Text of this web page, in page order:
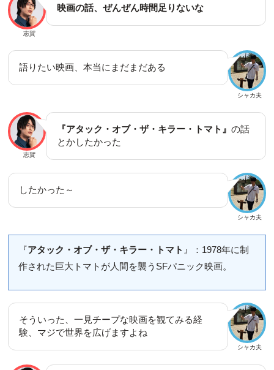
志賀
映画の話、ぜんぜん時間足りないな
シャカ夫
語りたい映画、本当にまだまだある
志賀
『アタック・オブ・ザ・キラー・トマト』の話
とかしたかった
シャカ夫
したかった～
『アタック・オブ・ザ・キラー・トマト 』：1978年に制
作された巨大トマトが人間を襲うSFパニック映画。
シャカ夫
そういった、一見チープな映画を観てみる経
験、マジで世界を広げますよね